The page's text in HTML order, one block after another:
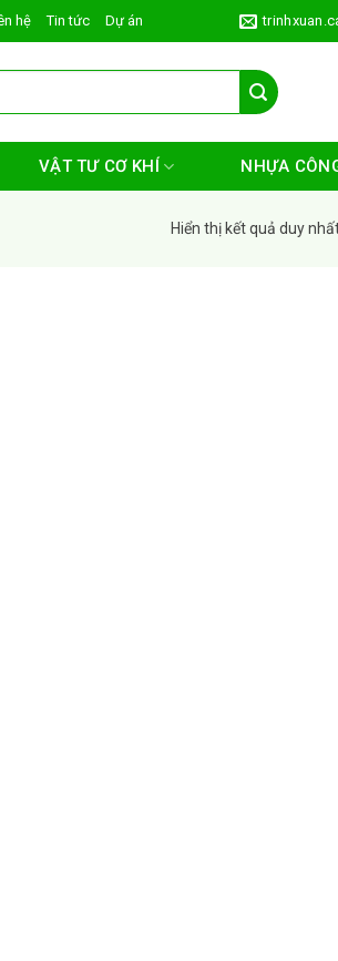
hệ Tin tức Dự án
VẬT TƯ CƠ KHÍ NHỰA
Hiển thị kết quả duy